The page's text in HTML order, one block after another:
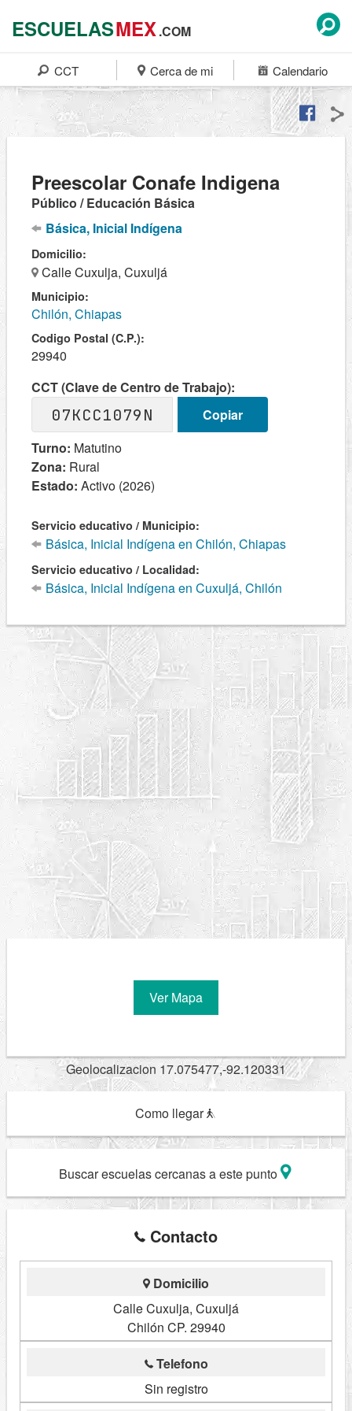
ESCUELASMEX.COM
CCT Cerca de mi Calendario
Preescolar Conafe Indigena
Público / Educación Básica
Básica, Inicial Indígena
Domicilio:
Calle Cuxulja, Cuxuljá
Municipio:
Chilón, Chiapas
Codigo Postal (C.P.):
29940
CCT (Clave de Centro de Trabajo):
07KCC1079N
Copiar
Turno: Matutino
Zona: Rural
Estado: Activo (2026)
Servicio educativo / Municipio:
Básica, Inicial Indígena en Chilón, Chiapas
Servicio educativo / Localidad:
Básica, Inicial Indígena en Cuxuljá, Chilón
Ver Mapa
Geolocalizacion 17.075477,-92.120331
Como llegar
Buscar escuelas cercanas a este punto
Contacto
Domicilio
Calle Cuxulja, Cuxuljá
Chilón CP. 29940
Telefono
Sin registro